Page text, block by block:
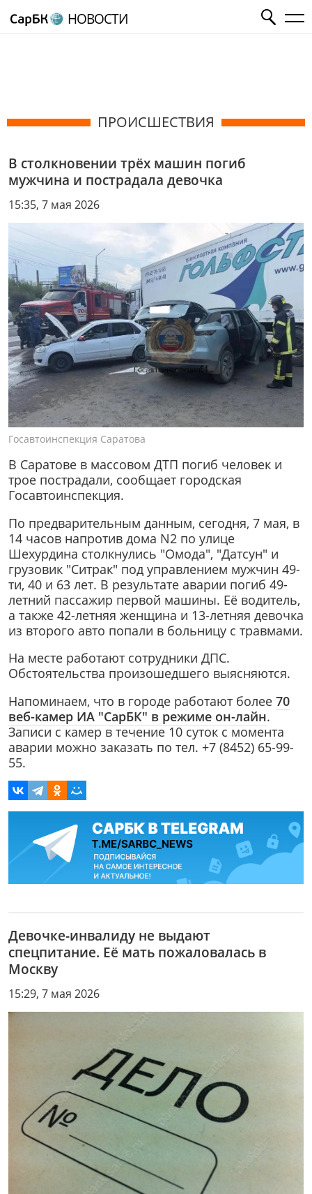
НОВОСТИ
ПРОИСШЕСТВИЯ
В столкновении трёх машин погиб
мужчина и пострадала девочка
15:35, 7 мая 2026
Госавтоинспекция Саратова
В Саратове в массовом ДТП погиб человек и
трое пострадали, сообщает городская
Госавтоинспекция.
По предварительным данным, сегодня, 7 мая, в
14 часов напротив дома N2 по улице
Шехурдина столкнулись "Омода", "Датсун" и
грузовик "Ситрак" под управлением мужчин 49-
ти, 40 и 63 лет. В результате аварии погиб 49-
летний пассажир первой машины. Её водитель,
а также 42-летняя женщина и 13-летняя девочка
из второго авто попали в больницу с травмами.
На месте работают сотрудники ДПС.
Обстоятельства произошедшего выясняются.
Напоминаем, что в городе работают более 70
веб-камер ИА "СарБК" в режиме он-лайн.
Записи с камер в течение 10 суток с момента
аварии можно заказать по тел. +7 (8452) 65-99-
55.
Девочке-инвалиду не выдают
спецпитание. Её мать пожаловалась в
Москву
15:29, 7 мая 2026